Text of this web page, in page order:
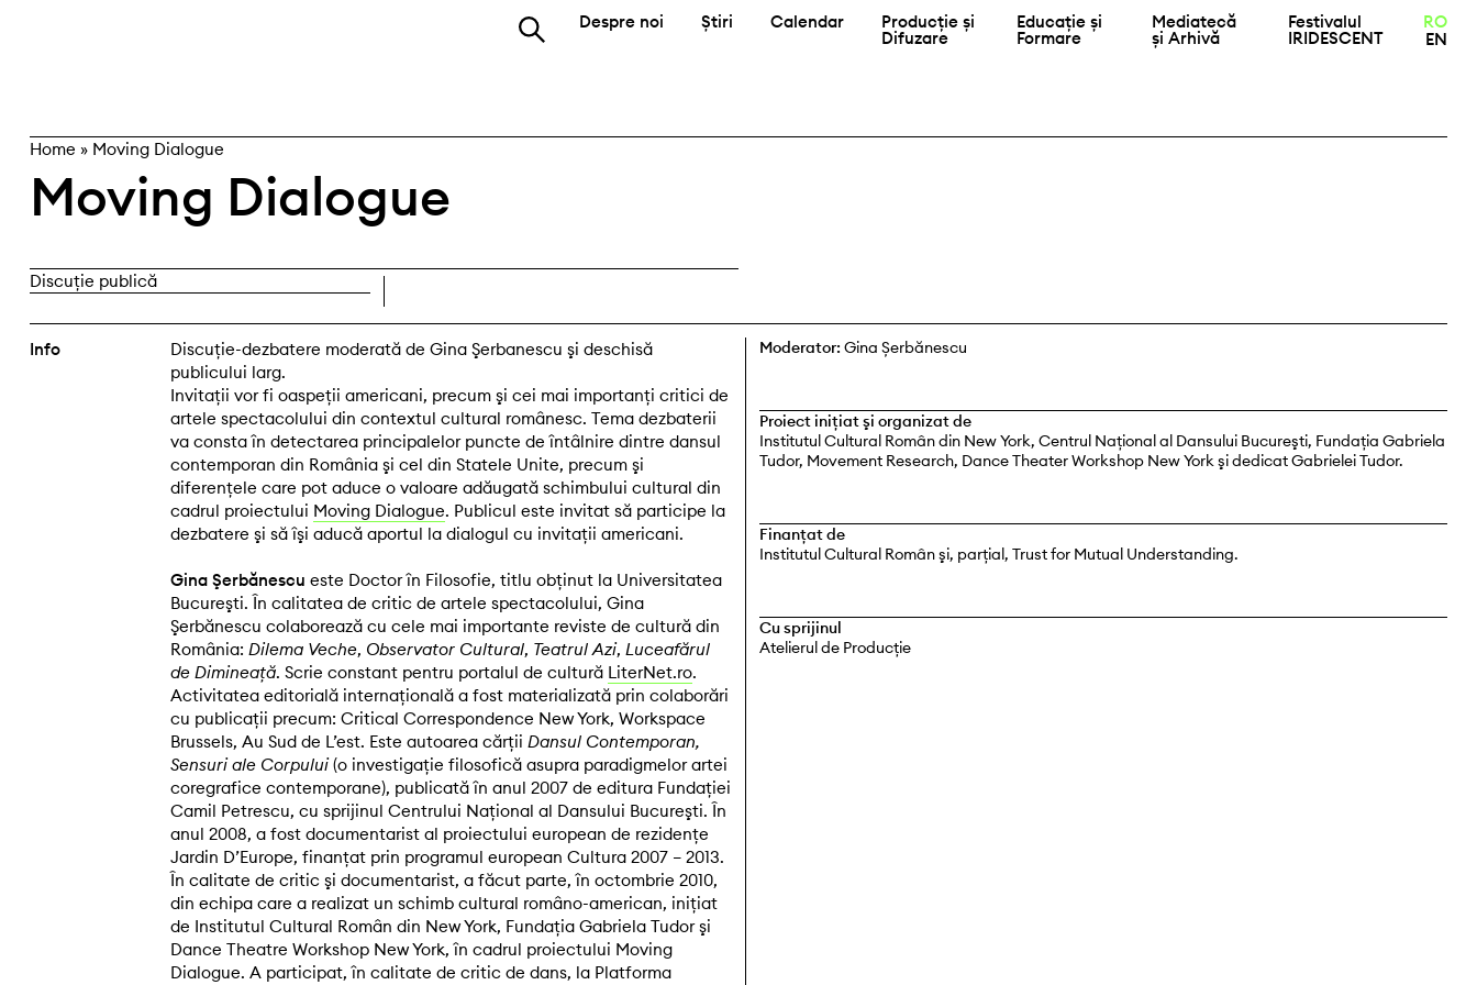
Despre noi Știri Calendar Producție și
Difuzare
Educație și
Formare
Mediatecă
și Arhivă
Festivalul
IRIDESCENT
RO
EN
Home » Moving Dialogue
Moving Dialogue
Discuție publică
Info
Discuţie-dezbatere moderată de Gina Şerbanescu şi deschisă
publicului larg.
Invitaţii vor fi oaspeţii americani, precum şi cei mai importanţi critici de
artele spectacolului din contextul cultural românesc. Tema dezbaterii
va consta în detectarea principalelor puncte de întâlnire dintre dansul
contemporan din România şi cel din Statele Unite, precum şi
diferenţele care pot aduce o valoare adăugată schimbului cultural din
cadrul proiectului Moving Dialogue. Publicul este invitat să participe la
dezbatere şi să îşi aducă aportul la dialogul cu invitaţii americani.
Gina Şerbănescu este Doctor în Filosofie, titlu obţinut la Universitatea
Bucureşti. În calitatea de critic de artele spectacolului, Gina
Şerbănescu colaborează cu cele mai importante reviste de cultură din
România: Dilema Veche, Observator Cultural, Teatrul Azi, Luceafărul
de Dimineaţă. Scrie constant pentru portalul de cultură LiterNet.ro.
Activitatea editorială internaţională a fost materializată prin colaborări
cu publicaţii precum: Critical Correspondence New York, Workspace
Brussels, Au Sud de L’est. Este autoarea cărţii Dansul Contemporan,
Sensuri ale Corpului(o investigaţie filosofică asupra paradigmelor artei
coregrafice contemporane), publicată în anul 2007 de editura Fundaţiei
Camil Petrescu, cu sprijinul Centrului Naţional al Dansului Bucureşti. În
anul 2008, a fost documentarist al proiectului european de rezidenţe
Jardin D’Europe, finanţat prin programul european Cultura 2007 – 2013.
În calitate de critic şi documentarist, a făcut parte, în octombrie 2010,
din echipa care a realizat un schimb cultural româno-american, iniţiat
de Institutul Cultural Român din New York, Fundaţia Gabriela Tudor şi
Dance Theatre Workshop New York, în cadrul proiectului Moving
Dialogue. A participat, în calitate de critic de dans, la Platforma
Moderator: Gina Șerbănescu
Proiect iniţiat şi organizat de
Institutul Cultural Român din New York, Centrul Naţional al Dansului Bucureşti, Fundaţia Gabriela
Tudor, Movement Research, Dance Theater Workshop New York şi dedicat Gabrielei Tudor.
Finanțat de
Institutul Cultural Român şi, parţial, Trust for Mutual Understanding.
Cu sprijinul
Atelierul de Producţie